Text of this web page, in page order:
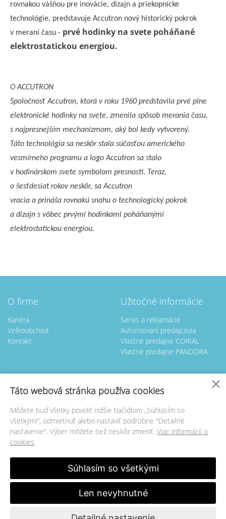
rovnakou vášňou pre inovácie, dizajn a priekopnícke
technológie, predstavuje Accutron nový historický pokrok
v meraní času - prvé hodinky na svete poháňané
elektrostatickou energiou.
O ACCUTRON
Spoločnosť Accutron, ktorá v roku 1960 predstavila prvé plne
elektronické hodinky na svete, zmenila spôsob merania času,
s najpresnejším mechanizmom, aký bol kedy vytvorený.
Táto technológia sa neskôr stala súčasťou amerického
vesmírneho programu a logo Accutron sa stalo
v hodinárskom svete symbolom presnosti. Teraz,
o šesťdesiat rokov neskôr, sa Accutron
vracia a prináša rovnakú snahu o technologický pokrok
a dizajn s vôbec prvými hodinkami poháňanými
elektrostatickou energiou.
O firme
Kariéra
Veľkoobchod
Kontakt
Užitočné informácie
Servis a reklamácie
Autorizovaní predajcovia
Vlastné predajne CORIAL
Vlastné predajne PANDORA
Nastavenie cookies
Kontakt
GOLDTIME BL spol. s.r.o.
Rezedova 5
821 01 Bratislava
+421903 659 490
goldtime.sk
www.goldtime.sk
Servis hodín
GOLDTIME BL spol. s.r.o.
Rezedová 5
821 01 Bratislava
+4212 43425168 kl.102
+421903 586 607 p. Válek
obchod@goldtime.sk
Táto webová stránka používa cookies
Môžete buď všetky povoliť nižšie tlačidlom „Súhlasím so
všetkými“, odmietnuť alebo nastaviť podrobne "Detailné
nastavenie". Výber môžete tiež neskôr zmeniť. Viac informácií o
cookies.
Súhlasím so všetkými
Len nevyhnutné